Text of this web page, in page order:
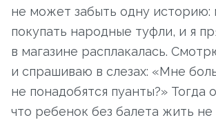
не может забыть одну историю:
покупать народные туфли, и я
в магазине расплакалась.
и спрашиваю в слезах: «Мне
не понадобятся пуанты?» Тогда
что ребенок без балета жить